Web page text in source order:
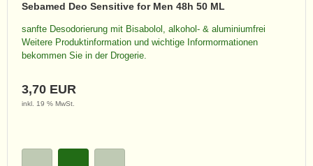
Sebamed Deo Sensitive for Men 48h 50 ML
sanfte Desodorierung mit Bisabolol, alkohol- & aluminiumfrei
Weitere Produktinformation und wichtige Informormationen
bekommen Sie in der Drogerie.
3,70 EUR
inkl. 19 % MwSt.